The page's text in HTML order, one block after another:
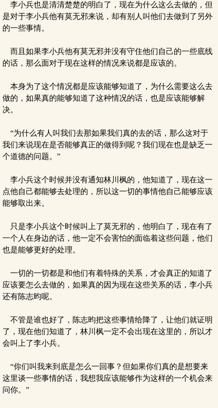
李小兵也是清清楚楚的明白了，现在为什么这么去做的，但
是对于李小兵他有莫无邪来说，却有别人叫他们去做到了另外
的一些事情。
而且如果李小兵他有莫无邪并没有守住他们自己的一些底线
的话，那么面对于现在这样的情况来说都是应该的。
本身为了这个情况都是应该能够知道了，为什么需要这么去
做的，如果真的能够知道了这种情况的话，也是应该能够解
决。
“为什么有人叫我们去那如果我们真的去的话，那么这对于
我们来说现在是否能够真正的做得到呢？我们现在也是缺乏一
个道德的问题。”
李小兵这个时候并没有通知林川枫的，他知道了，现在这一
点他自己都能够去处理的，所以这一切的事情他自己能够应该
能够取出来。
只是李小兵这个时候叫上了莫无邪的，他明白了，现在有了
一个人在身边的话，他一定不会害怕的面临着这些问题，他们
也是能够更好的处理。
一切的一切都是和他们有着特殊的关系，才会真正的知道了
应该要怎么去做的，如果真的因为现在这些关系的话，李小兵
还有陈志昀呢。
不管是谁也好了，陈志昀把这些事情给降了，让他们就证明
了，现在他们知道了，林川枫一定不会出现在这里的，所以才
会叫上了李小兵。
“你们叫我来到底是怎么一回事？但如果你们真的是想要来
这里谈一些事情的话，我想我应该能够作为这样的一个机会来
问你。”